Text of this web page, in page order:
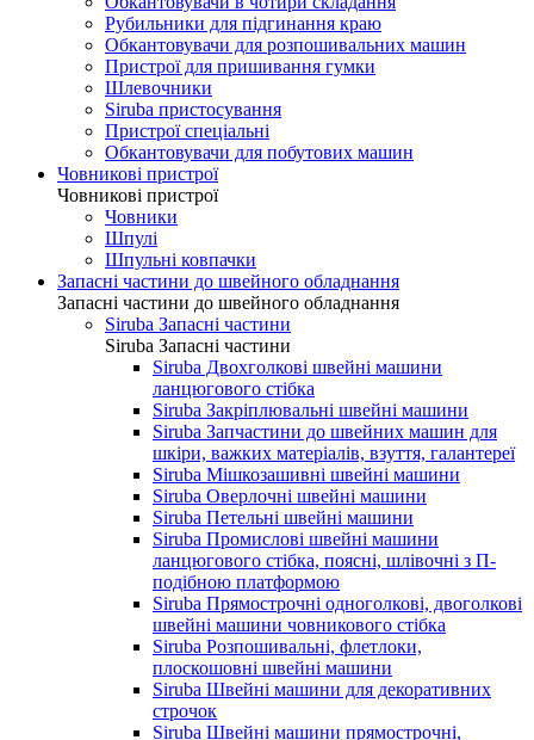
Рубильники для підгинання краю
Обкантовувачи для розпошивальних машин
Пристрої для пришивання гумки
Шлевочники
Siruba пристосування
Пристрої спеціальні
Обкантовувачи для побутових машин
Човникові пристрої
Човникові пристрої
Човники
Шпулі
Шпульні ковпачки
Запасні частини до швейного обладнання
Запасні частини до швейного обладнання
Siruba Запасні частини
Siruba Запасні частини
Siruba Двохголкові швейні машини
ланцюгового стібка
Siruba Закріплювальні швейні машини
Siruba Запчастини до швейних машин для
шкіри, важких матеріалів, взуття, галантереї
Siruba Мішкозашивні швейні машини
Siruba Оверлочні швейні машини
Siruba Петельні швейні машини
Siruba Промислові швейні машини
ланцюгового стібка, поясні, шлівочні з П-
подібною платформою
Siruba Прямострочні одноголкові, двоголкові
швейні машини човникового стібка
Siruba Розпошивальні, флетлоки,
плоскошовні швейні машини
Siruba Швейні машини для декоративних
строчок
Siruba Швейні машини прямострочні,